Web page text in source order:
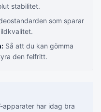
stabilitet.
som sparar
Så att du kan gömma
den felfritt.
apparater har idag bra